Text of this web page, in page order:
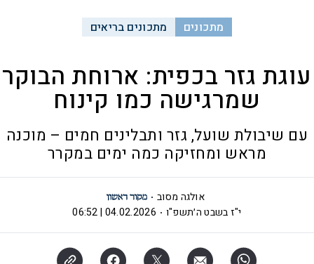
מתכונים מתכונים בריאים
עוגת גזר בכפית: ארוחת הבוקר
שמרגישה כמו קינוח
עם שיבולת שועל, גזר ותבלינים חמים – מוכנה
מראש ומחזיקה כמה ימים במקרר
אולגה מסוב
י"ז בשבט ה׳תשפ"ו
04.02.2026 | 06:52